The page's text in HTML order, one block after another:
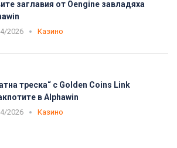
заглавия от Oengine завладяха
2026 Казино
треска“ с Golden Coins Link
в Alphawin
2026 Казино